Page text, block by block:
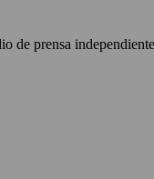
de prensa